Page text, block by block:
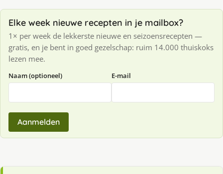
Elke week nieuwe recepten in je mailbox?
1× per week de lekkerste nieuwe en seizoensrecepten —
gratis, en je bent in goed gezelschap: ruim 14.000 thuiskoks
lezen mee.
Naam (optioneel) E-mail
Aanmelden